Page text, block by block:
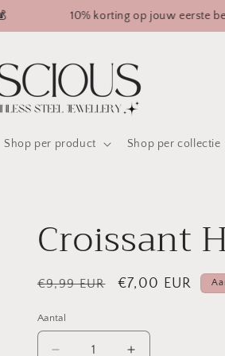
10% korting op jouw eerste
Shop per product Shop per collectie
Croissant
Normale
€9,99 EUR €7,00 EUR
Aantal
Aantal